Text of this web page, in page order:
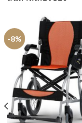
-8%